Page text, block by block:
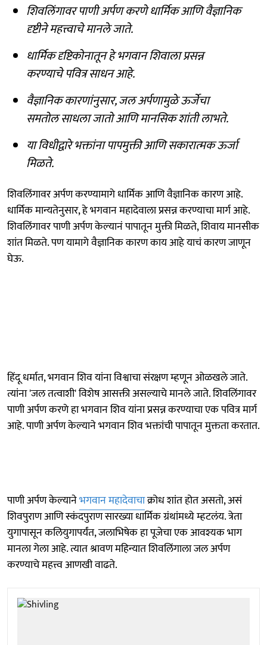
शिवलिंगावर पाणी अर्पण करणे धार्मिक आणि वैज्ञानिक
दृष्टीने महत्त्वाचे मानले जाते.
धार्मिक दृष्टिकोनातून हे भगवान शिवाला प्रसन्न
करण्याचे पवित्र साधन आहे.
वैज्ञानिक कारणांनुसार, जल अर्पणामुळे ऊर्जेचा
समतोल साधला जातो आणि मानसिक शांती लाभते.
या विधीद्वारे भक्तांना पापमुक्ती आणि सकारात्मक ऊर्जा
मिळते.
शिवलिंगावर अर्पण करण्यामागे धार्मिक आणि वैज्ञानिक कारण आहे.
धार्मिक मान्यतेनुसार, हे भगवान महादेवाला प्रसन्न करण्याचा मार्ग आहे.
शिवलिंगावर पाणी अर्पण केल्यानं पापातून मुक्ती मिळते, शिवाय मानसीक
शांत मिळते. पण यामागे वैज्ञानिक कारण काय आहे याचं कारण जाणून
घेऊ.
हिंदू धर्मात, भगवान शिव यांना विश्वाचा संरक्षण म्हणून ओळखले जाते.
त्यांना 'जल तत्वाशी' विशेष आसक्ती असल्याचे मानले जाते. शिवलिंगावर
पाणी अर्पण करणे हा भगवान शिव यांना प्रसन्न करण्याचा एक पवित्र मार्ग
आहे. पाणी अर्पण केल्याने भगवान शिव भक्तांची पापातून मुक्तता करतात.
पाणी अर्पण केल्यानेभगवान महादेवाचाक्रोध शांत होत असतो, असं
शिवपुराण आणि स्कंदपुराण सारख्या धार्मिक ग्रंथांमध्ये म्हटलंय. त्रेता
युगापासून कलियुगापर्यंत, जलाभिषेक हा पूजेचा एक आवश्यक भाग
मानला गेला आहे. त्यात श्रावण महिन्यात शिवलिंगाला जल अर्पण
करण्याचे महत्त्व आणखी वाढते.